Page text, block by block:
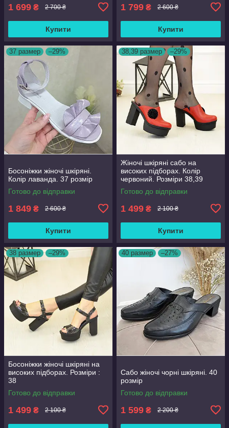
1 699 ₴ 2 700 ₴
Купити
1 799 ₴ 2 600 ₴
Купити
37 размер –29%
Босоніжки жіночі шкіряні.
Колір лаванда. 37 розмір
Готово до відправки
1 849 ₴ 2 600 ₴
Купити
38,39 размер –29%
Жіночі шкіряні сабо на
високих підборах. Колір
червоний. Розміри 38,39
Готово до відправки
1 499 ₴ 2 100 ₴
Купити
38 размер –29%
Босоніжки жіночі шкіряні на
високих підборах. Розміри :
38
Готово до відправки
1 499 ₴ 2 100 ₴
40 размер –27%
Сабо жіночі чорні шкіряні. 40
розмір
Готово до відправки
1 599 ₴ 2 200 ₴